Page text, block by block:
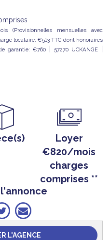
(Provisionnelles mensuelles avec
locataire: €513 TTC dont honoraires
garantie: €760 57270 UCKANGE
Loyer
€820/mois
charges
comprises **
L'AGENCE